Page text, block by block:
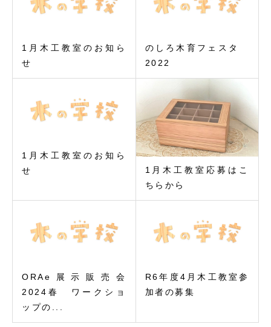
1月木工教室のお知ら
せ
のしろ木育フェスタ
2022
1月木工教室のお知ら
せ
1月木工教室応募はこ
ちらから
ORAe展示販売会
2024春 ワークショ
ップの...
R6年度4月木工教室参
加者の募集